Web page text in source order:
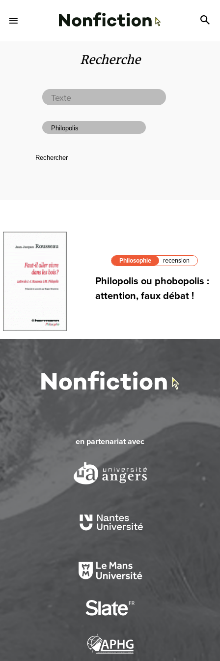
Recherche
Philosophie recension
Philopolis ou phobopolis :
attention, faux débat !
en partenariat avec